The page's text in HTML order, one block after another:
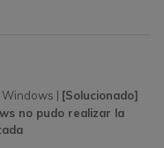
Windows | [Solucionado]
no pudo realizar la